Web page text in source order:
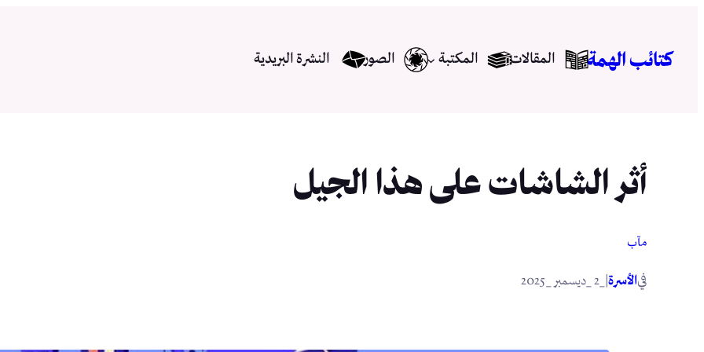
المحتوىكتائب الهمة المقالات المكتبة الصور النشرة البريدية
أثر الشاشات على هذا الجيل
مآب
فيالأسرة